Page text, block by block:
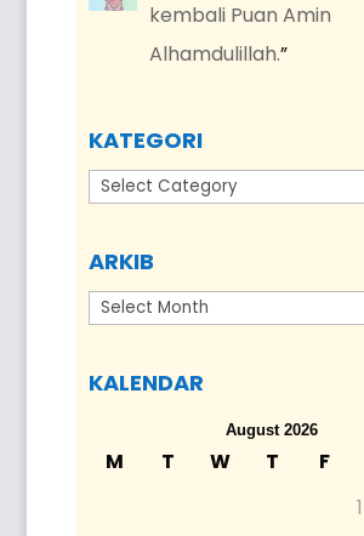
kembali Puan Amin
Alhamdulillah.”
KATEGORI
Kategori
ARKIB
Arkib
KALENDAR
August 2026
M T W T F
1